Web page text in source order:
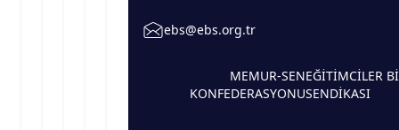
MEMUR-SEN
KONFEDERASYONU
EĞİTİMCİLER
SENDİKASI
ebs@ebs.org.tr